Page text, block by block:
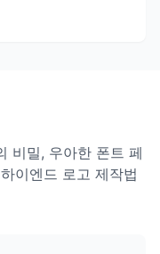
비밀, 우아한 폰트 페
이엔드 로고 제작법